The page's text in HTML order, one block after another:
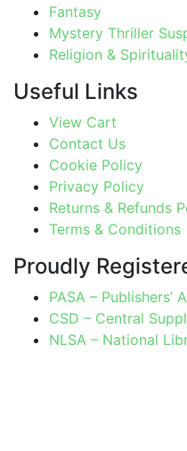
Fantasy
Mystery Thriller
Religion &
Useful Links
View Cart
Contact Us
Cookie Policy
Privacy Policy
Returns & Refunds
Terms & Conditions
Proudly
PASA –
CSD – Central
NLSA – National